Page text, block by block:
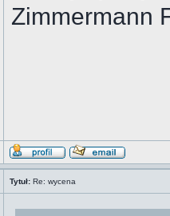
Zimmermann
Tytuł: Re: wycena